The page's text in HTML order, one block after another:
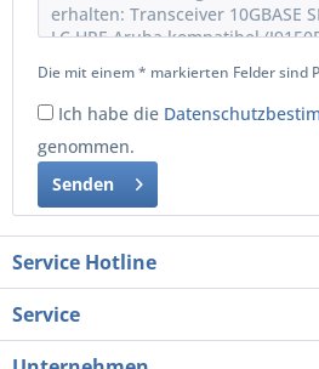
Die mit einem * markierten Felder sind
Ich habe die
genommen.
Senden
Service Hotline
Service